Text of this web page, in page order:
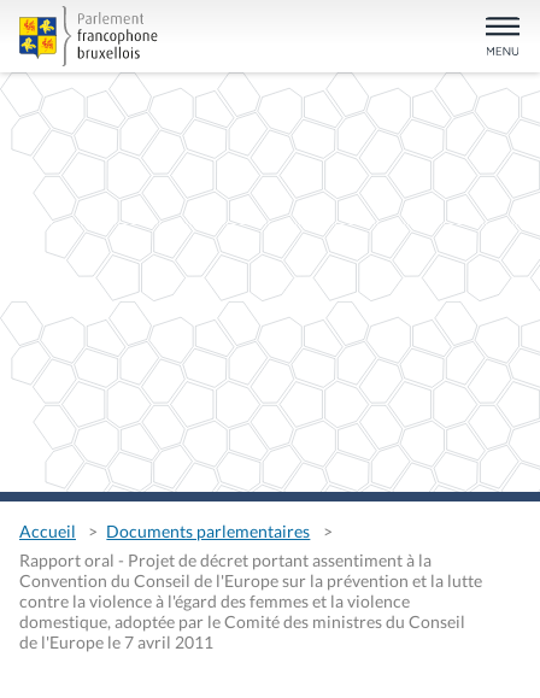
Accueil
Documents parlementaires
Rapport oral - Projet de décret portant assentiment à la
Convention du Conseil de l'Europe sur la prévention et la lutte
contre la violence à l'égard des femmes et la violence
domestique, adoptée par le Comité des ministres du Conseil
de l'Europe le 7 avril 2011